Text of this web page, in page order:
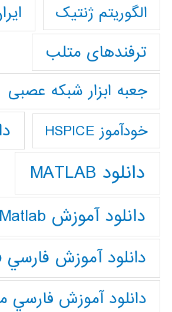
الگوریتم ژنتیک
ترفندهای متلب
جعبه ابزار شبکه عصبی
خودآموز HSPICE
دانلود MATLAB
دانلود آموزش Matlab
دانلود آموزش فارسي Matlab
دانلود آموزش فارسي